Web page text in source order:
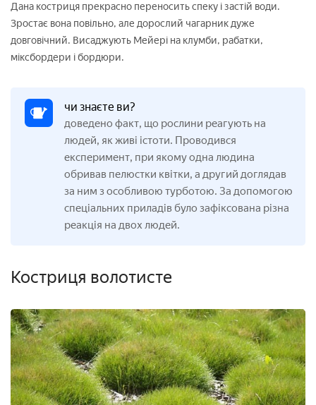
Дана костриця прекрасно переносить спеку і застій води.
Зростає вона повільно, але дорослий чагарник дуже
довговічний. Висаджують Мейері на клумби, рабатки,
міксбордери і бордюри.
чи знаєте ви?
доведено факт, що рослини реагують на
людей, як живі істоти. Проводився
експеримент, при якому одна людина
обривав пелюстки квітки, а другий доглядав
за ним з особливою турботою. За допомогою
спеціальних приладів було зафіксована різна
реакція на двох людей.
Костриця волотисте